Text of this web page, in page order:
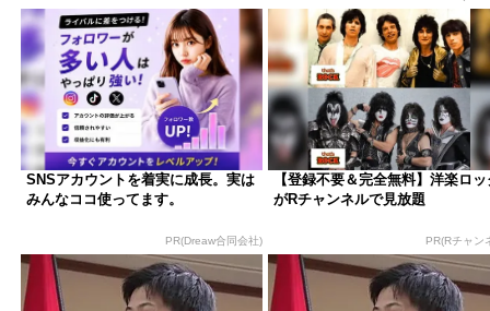
SNSアカウントを着実に成長。実は
みんなココ使ってます。
PR(Dreaw合同会社)
【登録不要＆完全無料】洋楽ロッ
がRチャンネルで見放題
PR(Rチャン